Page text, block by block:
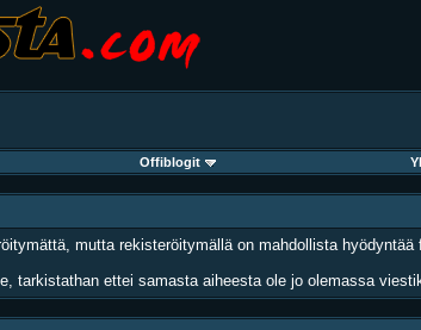
Offiblogit
mutta rekisteröitymällä on mahdollista hyödyntää
tarkistathan ettei samasta aiheesta ole jo olemassa